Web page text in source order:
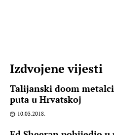
Izdvojene vijesti
Talijanski doom
puta u Hrvatskoj
10.03.2018.